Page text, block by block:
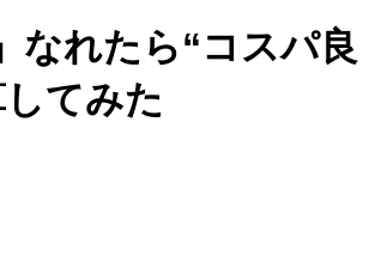
なれたら“コスパ良
てみた